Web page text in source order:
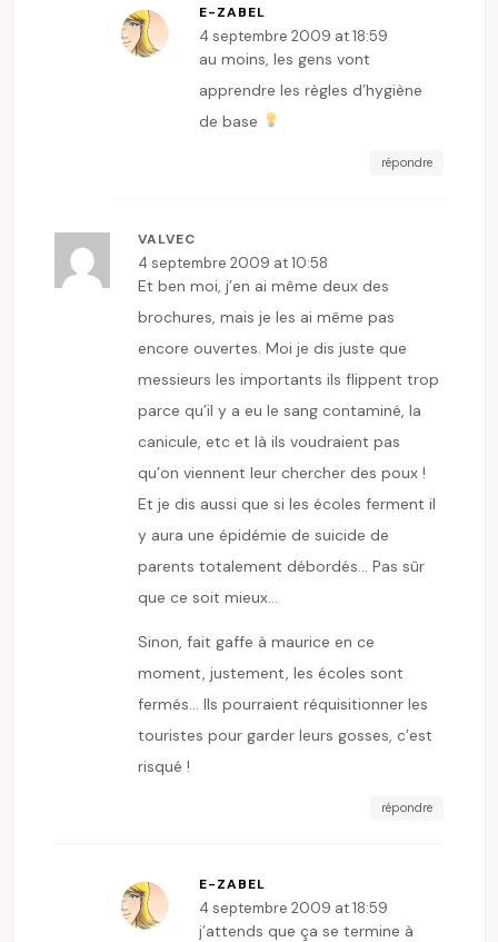
E-ZABEL
4 septembre 2009 at 18:59
au moins, les gens vont
apprendre les règles d’hygiène
de base
répondre
VALVEC
4 septembre 2009 at 10:58
Et ben moi, j’en ai même deux des
brochures, mais je les ai même pas
encore ouvertes. Moi je dis juste que
messieurs les importants ils flippent trop
parce qu’il y a eu le sang contaminé, la
canicule, etc et là ils voudraient pas
qu’on viennent leur chercher des poux !
Et je dis aussi que si les écoles ferment il
y aura une épidémie de suicide de
parents totalement débordés… Pas sûr
que ce soit mieux…
Sinon, fait gaffe à maurice en ce
moment, justement, les écoles sont
fermés… Ils pourraient réquisitionner les
touristes pour garder leurs gosses, c’est
risqué !
répondre
E-ZABEL
4 septembre 2009 at 18:59
j’attends que ça se termine à